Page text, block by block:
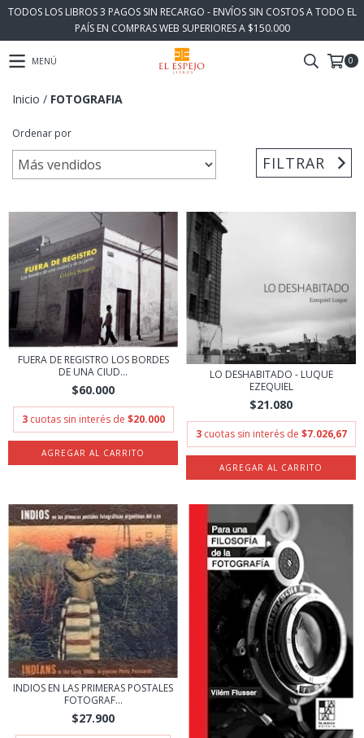
TODOS LOS LIBROS 3 PAGOS SIN RECARGO - ENVÍOS SIN COSTOS A TODO EL
PAÍS EN COMPRAS WEB SUPERIORES A $150.000
MENÚ 0
Inicio / FOTOGRAFIA
Ordenar por
FILTRAR
FUERA DE REGISTRO LOS BORDES
DE UNA CIUD...
$60.000
3 cuotas sin interés de $20.000
LO DESHABITADO - LUQUE
EZEQUIEL
$21.080
3 cuotas sin interés de $7.026,67
INDIOS EN LAS PRIMERAS POSTALES
FOTOGRAF...
$27.900